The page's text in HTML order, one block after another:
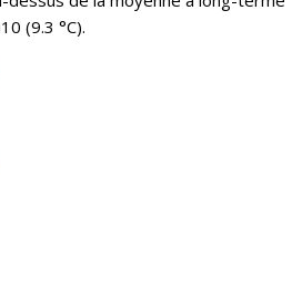
(9.3 °C).